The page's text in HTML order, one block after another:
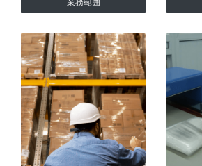
業務範囲